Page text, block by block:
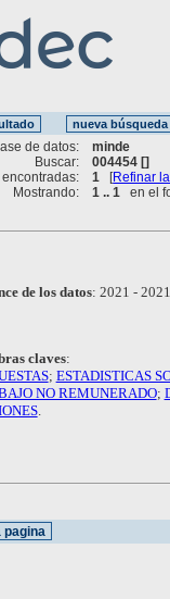
de datos:
minde
Buscar:
004454 []
1 [Refinar
Mostrando:
1 .. 1 en el
de los datos: 2021 - 2021
claves:
; ESTADISTICAS
NO REMUNERADO;
.